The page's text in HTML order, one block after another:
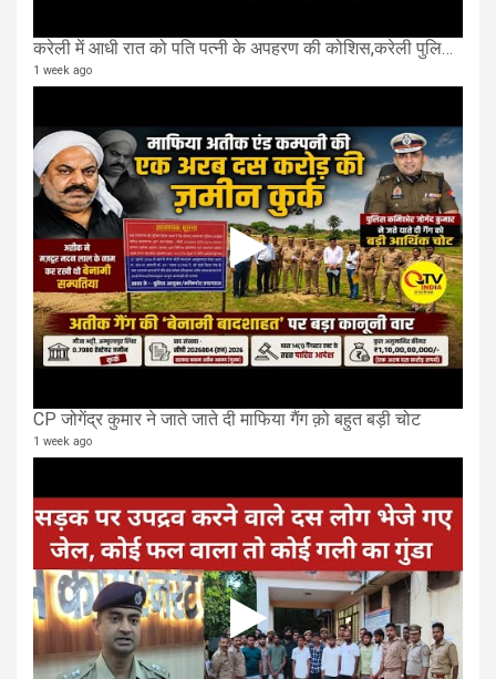
करेली में आधी रात को पति पत्नी के अपहरण की कोशिस,करेली पुलिस ने तीन घंटे मे तीन आरोपियों क़ो पकड़ा
1 week ago
CP जोगेंद्र कुमार ने जाते जाते दी माफिया गैंग क़ो बहुत बड़ी चोट
1 week ago